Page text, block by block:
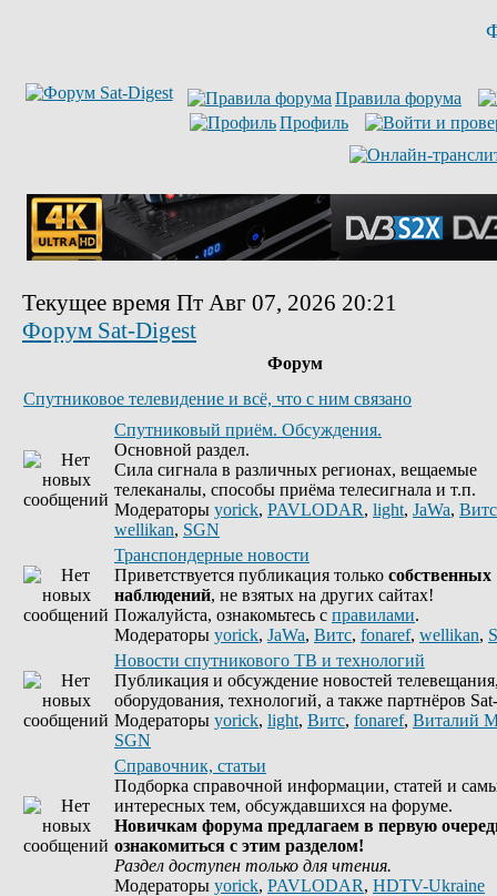
Правила форума
Профиль
Текущее время Пт Авг 07, 2026 20:21
Форум Sat-Digest
Форум
Спутниковое телевидение и всё, что с ним связано
Спутниковый приём. Обсуждения.
Основной раздел.
Сила сигнала в различных регионах, вещаемые
телеканалы, способы приёма телесигнала и т.п.
Модераторы yorick, PAVLODAR, light, JaWa, Витс
wellikan, SGN
Транспондерные новости
Приветствуется публикация только собственных
наблюдений, не взятых на других сайтах!
Пожалуйста, ознакомьтесь с правилами.
Модераторы yorick, JaWa, Витс, fonaref, wellikan,
Новости спутникового ТВ и технологий
Публикация и обсуждение новостей
оборудования, технологий, а также партнёров
Модераторы yorick, light, Витс, fonaref, Виталий
SGN
Справочник, статьи
Подборка справочной информации, статей и
интересных тем, обсуждавшихся на форуме.
Новичкам форума предлагаем в первую
ознакомиться с этим разделом!
Раздел доступен только для чтения.
Модераторы yorick, PAVLODAR, HDTV-Ukraine